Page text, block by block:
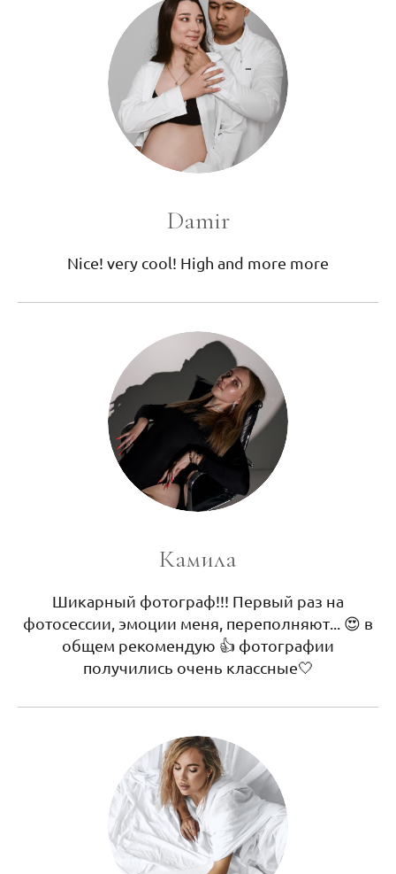
Damir
Nice! very cool! High and more more
Камила
Шикарный фотограф!!! Первый раз на
фотосессии, эмоции меня, переполняют... 😍 в
общем рекомендую 👍 фотографии
получились очень классные🤍